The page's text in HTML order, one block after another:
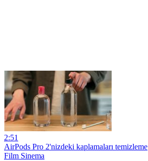
2:51
AirPods Pro 2'nizdeki kaplamaları temizleme
Film Sinema